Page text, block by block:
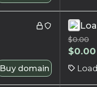
Buy domain
$0.00
$0.00